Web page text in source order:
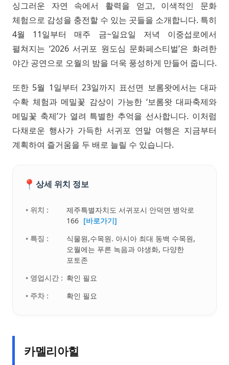
싱그러운 자연 속에서 활력을 얻고, 이색적인 문화
체험으로 감성을 충전할 수 있는 곳들을 소개합니다. 특히
4월 11일부터 매주 금~일요일 저녁 이중섭로에서
펼쳐지는 ‘2026 서귀포 원도심 문화페스티벌’은 화려한
야간 공연으로 오월의 밤을 더욱 풍성하게 만들어 줍니다.
또한 5월 1일부터 23일까지 표선면 보롬왓에서는 대파
수확 체험과 메밀꽃 감상이 가능한 ‘보롬왓 대파축제와
메밀꽃 축제’가 열려 특별한 추억을 선사합니다. 이처럼
다채로운 행사가 가득한 서귀포 연말 여행은 지금부터
계획하여 즐거움을 두 배로 늘릴 수 있습니다.
📍 상세 위치 정보
• 위치 :
제주특별자치도 서귀포시 안덕면 병악로
166 [바로가기]
• 특징 :
식물원,수목원. 아시아 최대 동백 수목원,
오월에는 푸른 녹음과 야생화, 다양한
포토존
• 영업시간 : 확인 필요
• 주차 :
확인 필요
카멜리아힐